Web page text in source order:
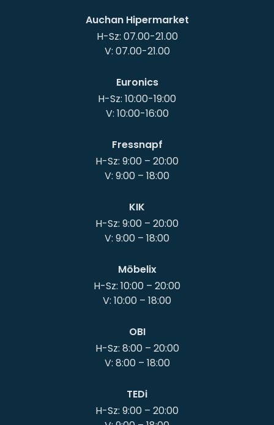
Auchan Hipermarket
H-Sz: 07.00-21.00
V: 07.00-21.00
Euronics
H-Sz: 10:00-19:00
V: 10:00-16:00
Fressnapf
H-Sz: 9:00 – 20:00
KIK
H-Sz: 9:00 – 20:00
Möbelix
H-Sz: 10:00 – 20:00
OBI
H-Sz: 8:00 – 20:00
V: 8:00 – 18:00
TEDi
H-Sz: 9:00 – 20:00